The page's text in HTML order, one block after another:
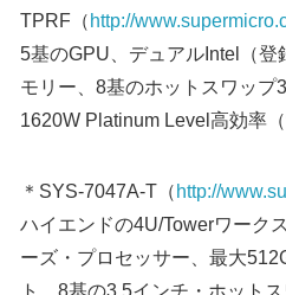
TPRF（ http://
5基のGPU、デュアルIntel（
モリー、8基のホットスワッ
1620W Platinum Level高効率
＊SYS-7047A-T（ http://
ハイエンドの4U/Towerワーク
ーズ・プロセッサー、最大
ト、8基の3.5インチ・ホット